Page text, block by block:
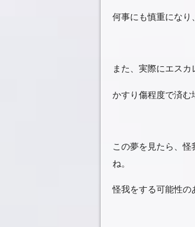
何事にも慎重になり
また、実際にエスカ
かすり傷程度で済む
この夢を見たら、
ね。
怪我をする可能性の